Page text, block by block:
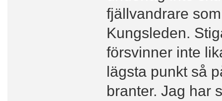
fjällvandrare
Kungsleden.
försvinner inte
lägsta punkt så
branter. Jag har